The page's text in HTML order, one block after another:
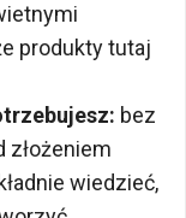
produkty tutaj
bez
złożeniem
wiedzieć,